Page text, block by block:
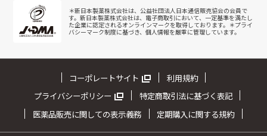
＊新日本製薬株式会社は、公益社団法人日本通信販売協会の会員で
す。新日本製薬株式会社は、電子商取引において、一定基準を満たし
た企業に認定されるオンラインマークを取得しております。＊プライ
バシーマーク制度に基づき、個人情報を厳重に管理しています。
コーポレートサイト
利用規約
プライバシーポリシー
特定商取引法に基づく表記
医薬品販売に関しての表示義務
定期購入に関する規約